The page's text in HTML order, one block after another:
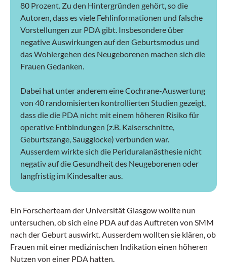
80 Prozent. Zu den Hintergründen gehört, so die
Autoren, dass es viele Fehlinformationen und falsche
Vorstellungen zur PDA gibt. Insbesondere über
negative Auswirkungen auf den Geburtsmodus und
das Wohlergehen des Neugeborenen machen sich die
Frauen Gedanken.
Dabei hat unter anderem eine Cochrane-Auswertung
von 40 randomisierten kontrollierten Studien gezeigt,
dass die die PDA nicht mit einem höheren Risiko für
operative Entbindungen (z.B. Kaiserschnitte,
Geburtszange, Saugglocke) verbunden war.
Ausserdem wirkte sich die Periduralanästhesie nicht
negativ auf die Gesundheit des Neugeborenen oder
langfristig im Kindesalter aus.
Ein Forscherteam der Universität Glasgow wollte nun
untersuchen, ob sich eine PDA auf das Auftreten von SMM
nach der Geburt auswirkt. Ausserdem wollten sie klären, ob
Frauen mit einer medizinischen Indikation einen höheren
Nutzen von einer PDA hatten.